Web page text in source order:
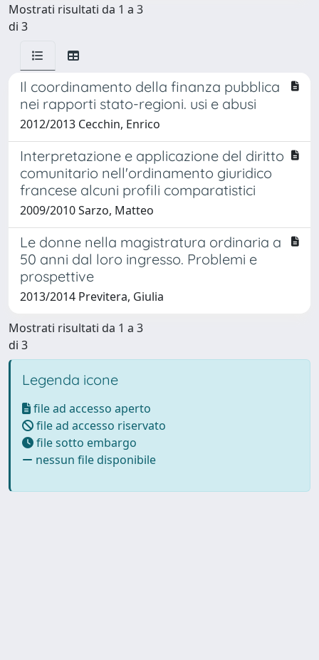
Mostrati risultati da 1 a 3
di 3
Il coordinamento della finanza pubblica
nei rapporti stato-regioni. usi e abusi
2012/2013 Cecchin, Enrico
Interpretazione e applicazione del diritto
comunitario nell'ordinamento giuridico
francese alcuni profili comparatistici
2009/2010 Sarzo, Matteo
Le donne nella magistratura ordinaria a
50 anni dal loro ingresso. Problemi e
prospettive
2013/2014 Previtera, Giulia
Mostrati risultati da 1 a 3
di 3
Legenda icone
file ad accesso aperto
file ad accesso riservato
file sotto embargo
nessun file disponibile